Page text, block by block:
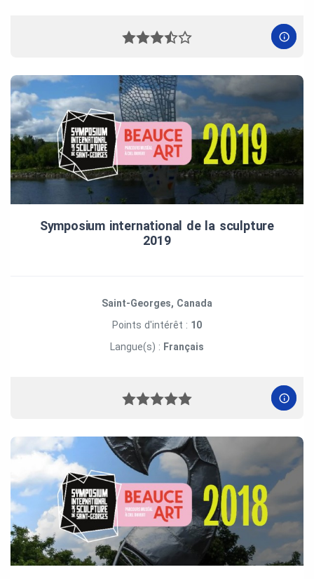
Symposium international de la sculpture
2019
Saint-Georges, Canada
Points d'intérêt : 10
Langue(s) : Français